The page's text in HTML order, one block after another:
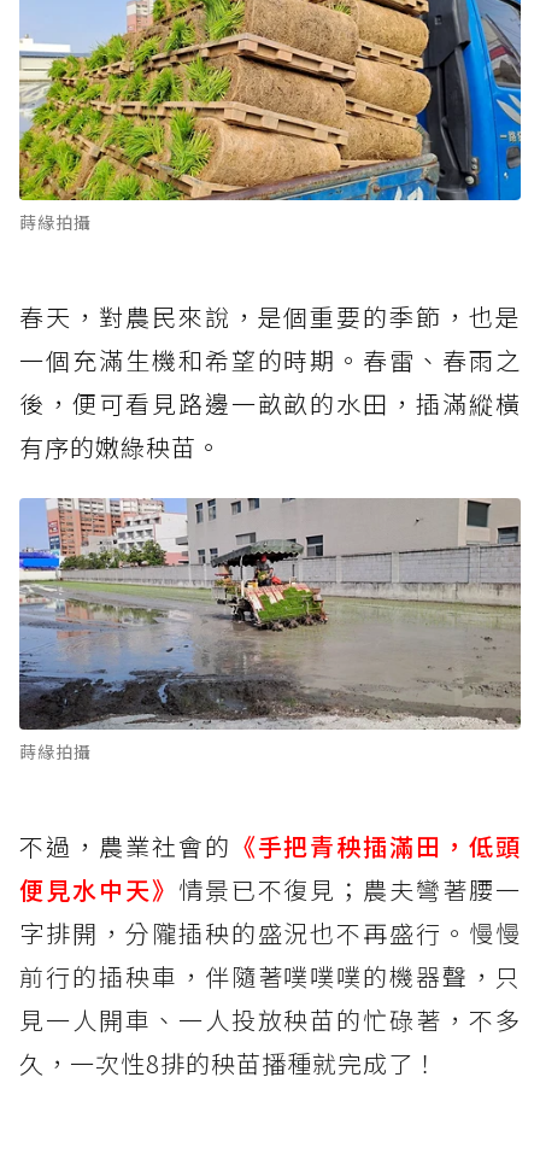
蒔緣拍攝
春天，對農民來說，是個重要的季節，也是
一個充滿生機和希望的時期。春雷、春雨之
後，便可看見路邊一畝畝的水田，插滿縱橫
有序的嫩綠秧苗。
蒔緣拍攝
不過，農業社會的 《手把青秧插滿田，低頭
便見水中天》 情景已不復見；農夫彎著腰一
字排開，分隴插秧的盛況也不再盛行。慢慢
前行的插秧車，伴隨著噗噗噗的機器聲，只
見一人開車、一人投放秧苗的忙碌著，不多
久，一次性8排的秧苗播種就完成了！